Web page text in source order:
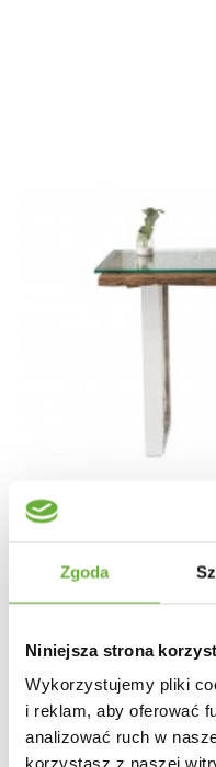
Zgoda
Niniejsza strona
Wykorzystujemy pliki
i reklam, aby oferować
analizować ruch w
korzystasz z naszej
KONSOLA EUPHORIA
1 790,55 zł2 011,85 zł